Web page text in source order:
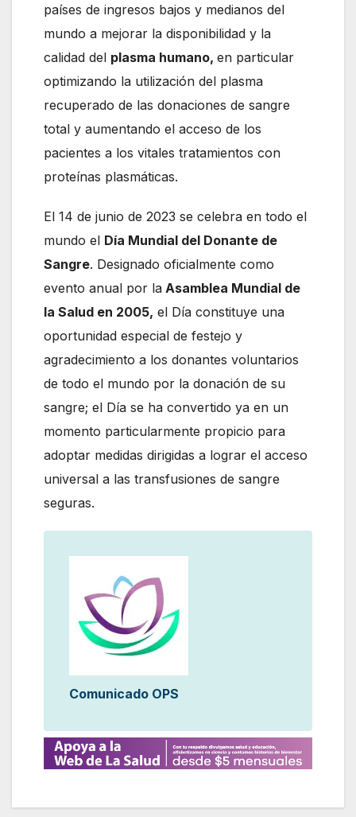
países de ingresos bajos y medianos del
mundo a mejorar la disponibilidad y la
calidad del plasma humano, en particular
optimizando la utilización del plasma
recuperado de las donaciones de sangre
total y aumentando el acceso de los
pacientes a los vitales tratamientos con
proteínas plasmáticas.
El 14 de junio de 2023 se celebra en todo el
mundo el Día Mundial del Donante de
Sangre. Designado oficialmente como
evento anual por la Asamblea Mundial de
la Salud en 2005, el Día constituye una
oportunidad especial de festejo y
agradecimiento a los donantes voluntarios
de todo el mundo por la donación de su
sangre; el Día se ha convertido ya en un
momento particularmente propicio para
adoptar medidas dirigidas a lograr el acceso
universal a las transfusiones de sangre
seguras.
Comunicado OPS